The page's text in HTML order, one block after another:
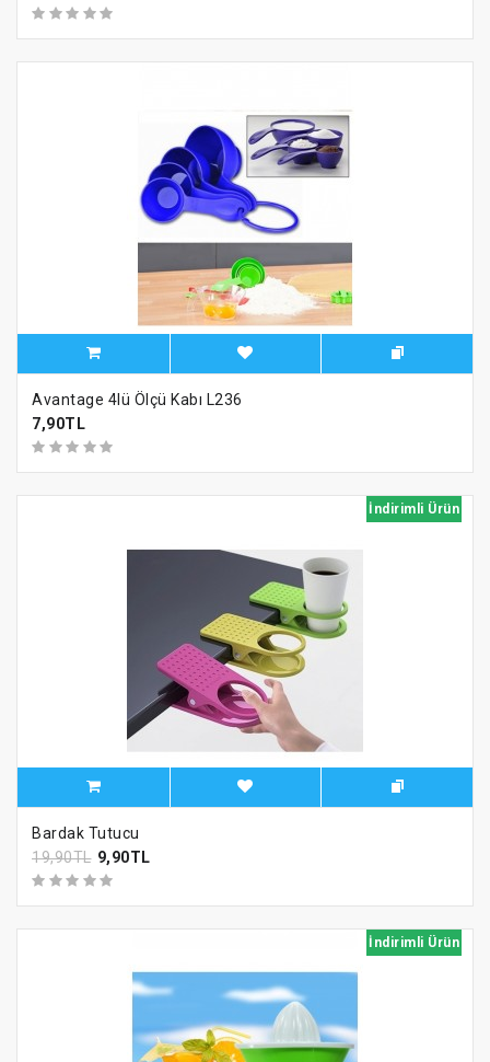
Avantage 4lü Ölçü Kabı L236
7,90TL
İndirimli Ürün
Bardak Tutucu
19,90TL 9,90TL
İndirimli Ürün